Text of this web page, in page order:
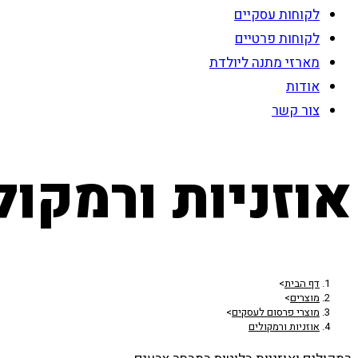
לקוחות עסקיים
לקוחות פרטיים
מארזי מתנה ליולדת
אודות
צור קשר
אוזניות
דף הבית>
מוצרים>
מוצרי פרסום לעסקים>
אוזניות ורמקולים